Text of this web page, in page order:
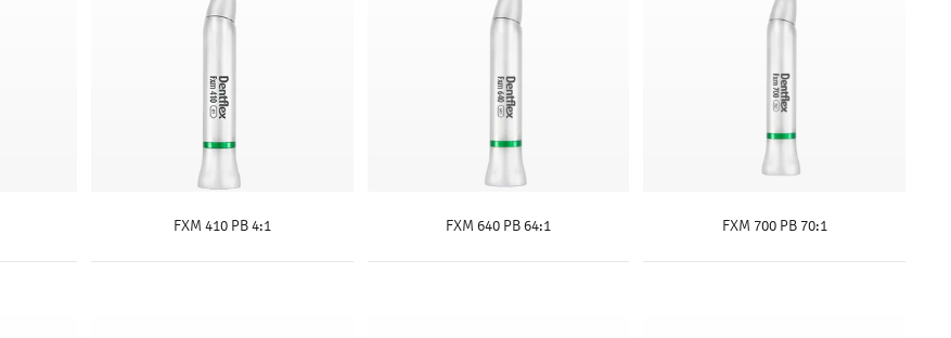
FXM 410 PB 4:1 FXM 640 PB 64:1 FXM 700 PB 70:1